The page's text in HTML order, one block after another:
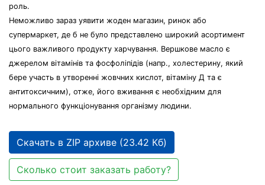
роль.
Неможливо зараз уявити жоден магазин, ринок або
супермаркет, де б не було представлено широкий асортимент
цього важливого продукту харчування. Вершкове масло є
джерелом вітамінів та фосфоліпідів (напр., холестерину, який
бере участь в утворенні жовчних кислот, вітаміну Д та є
антитоксичним), отже, його вживання є необхідним для
нормального функціонування організму людини.
Скачать в ZIP архиве (23.42 Кб)
Сколько стоит заказать работу?